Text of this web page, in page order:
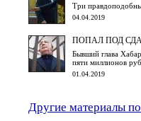
Три
04.04.2019
ПОПАЛ ПОД
Бывший глава
пяти миллионов
01.04.2019
Другие материалы